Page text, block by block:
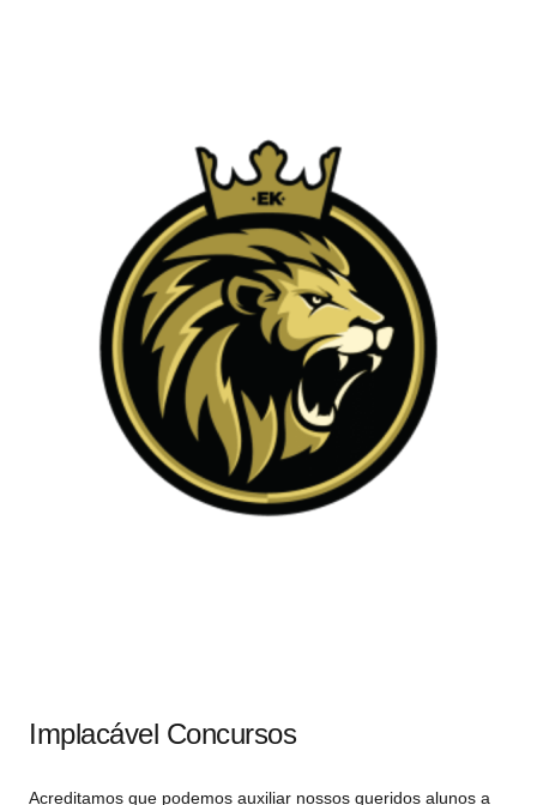
Implacável Concursos
Acreditamos que podemos auxiliar nossos queridos alunos a